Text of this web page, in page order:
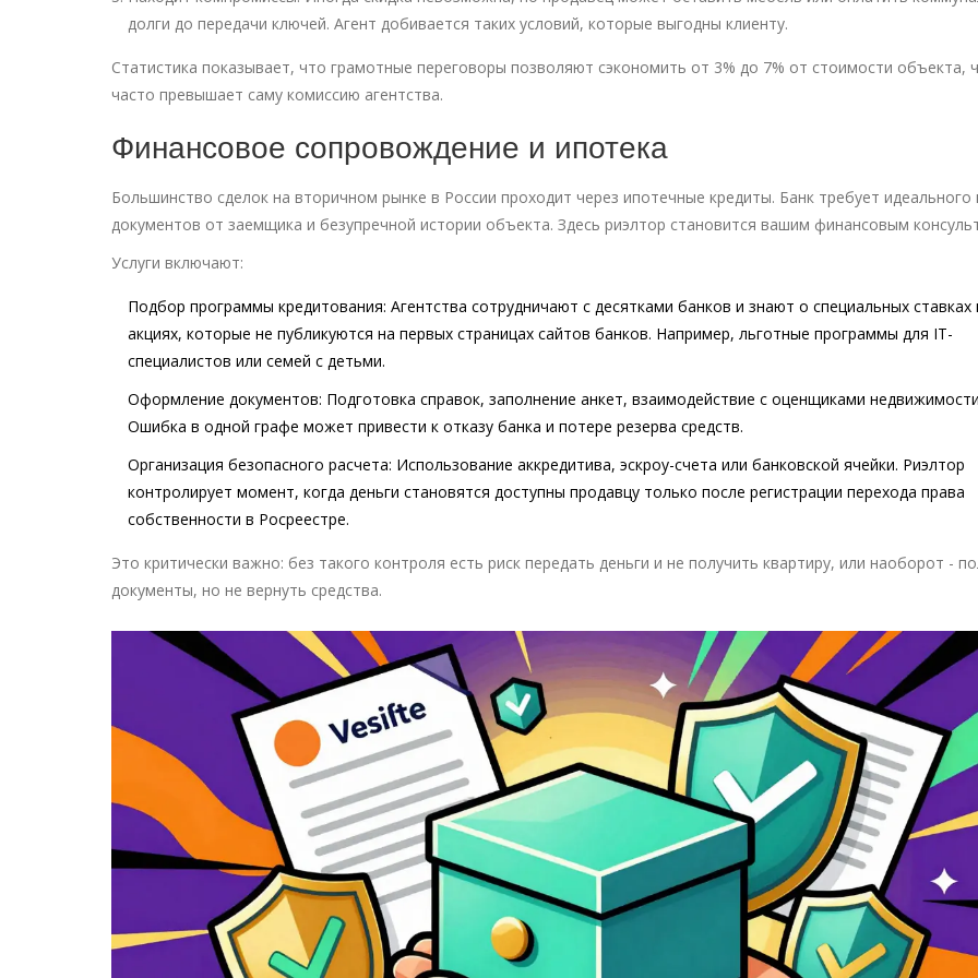
долги до передачи ключей. Агент добивается таких условий, которые выгодны клиенту.
Статистика показывает, что грамотные переговоры позволяют сэкономить от 3% до 7% от стоимости объекта,
часто превышает саму комиссию агентства.
Финансовое сопровождение и ипотека
Большинство сделок на вторичном рынке в России проходит через ипотечные кредиты. Банк требует идеального
документов от заемщика и безупречной истории объекта. Здесь риэлтор становится вашим финансовым
Услуги включают:
Подбор программы кредитования: Агентства сотрудничают с десятками банков и знают о специальных ставках
акциях, которые не публикуются на первых страницах сайтов банков. Например, льготные программы для IT-
специалистов или семей с детьми.
Оформление документов: Подготовка справок, заполнение анкет, взаимодействие с оценщиками
Ошибка в одной графе может привести к отказу банка и потере резерва средств.
Организация безопасного расчета: Использование аккредитива, эскроу-счета или банковской ячейки. Риэлтор
контролирует момент, когда деньги становятся доступны продавцу только после регистрации перехода права
собственности в Росреестре.
Это критически важно: без такого контроля есть риск передать деньги и не получить квартиру, или наоборот -
документы, но не вернуть средства.